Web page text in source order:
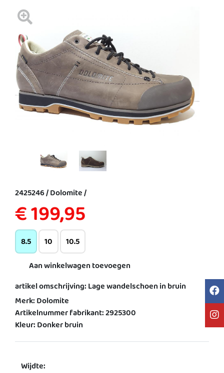
2425246 / Dolomite /
€ 199,95
8.5 10 10.5
Aan winkelwagen toevoegen
artikel omschrijving: Lage wandelschoen in bruin
Merk: Dolomite
Artikelnummer fabrikant: 2925300
Kleur: Donker bruin
Wijdte: